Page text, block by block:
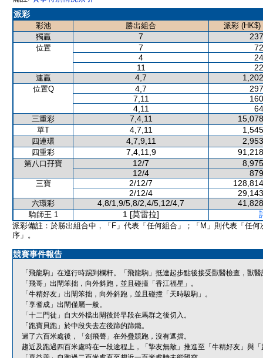
派彩
彩池 勝出組合
派彩 (HK$)
獨贏
7
位置 7
4
11
連贏 4,7
位置Q 4,7
7,11
4,11
三重彩 7,4,11
單T 4,7,11
四連環 4,7,9,11
四重彩 7,4,11,9
第八口孖寶 12/7
12/4
三寶 2/12/7
2/12/4
六環彩 4,8/1,9/5,8/2,4/5,12/4,7
騎師王 1 1 [莫雷拉]
派彩備註：於勝出組合中，「F」代表「任何組合」；「M」則代表「任何
序」。
競賽事件報告
「飛龍駒」在巡行時踢到欄杆。「飛龍駒」抵達起步點後接受獸醫檢查，獸
「飛哥」出閘笨拙，向外斜跑，並且碰撞「香江福星」。
「牛精好友」出閘笨拙，向外斜跑，並且碰撞「天時駿駒」。
「享耆成」出閘僅屬一般。
「十二門徒」自大外檔出閘後於早段在馬群之後切入。
「跑寶貝跑」於中段失去左後蹄的蹄鐵。
過了六百米處後，「劍飛聲」在外疊競跑，沒有遮擋。
趨近及跑過四百米處時在一段途程上，「摯友無敵」推進至「牛精好友」與